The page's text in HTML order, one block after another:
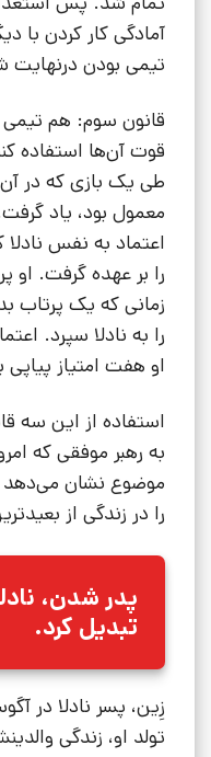
آمادگی کار کردن با
تیمی بودن درنهایت
قانون سوم: هم تیمی
قوت آن‌ها استفاده
طی یک بازی که در
معمول بود، یاد
اعتماد به نفس
را بر عهده گرفت. او
زمانی که یک پرتاب
را به نادلا سپرد.
او هفت امتیاز
استفاده از این سه
به رهبر موفقی که
موضوع نشان می‌دهد
را در زندگی از
پدر شدن،
تبدیل کرد.
تولد او، زندگی